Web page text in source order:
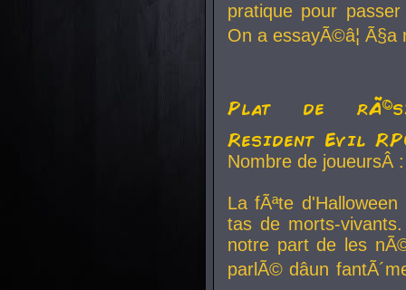
pratique pour
On a essayÃ©â¦
Plat de
Resident Evil
Nombre de
La fÃªte
tas de morts-
notre part de les
parlÃ© dâun